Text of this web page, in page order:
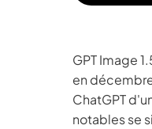
GPT Image
en
ChatGPT
notables se